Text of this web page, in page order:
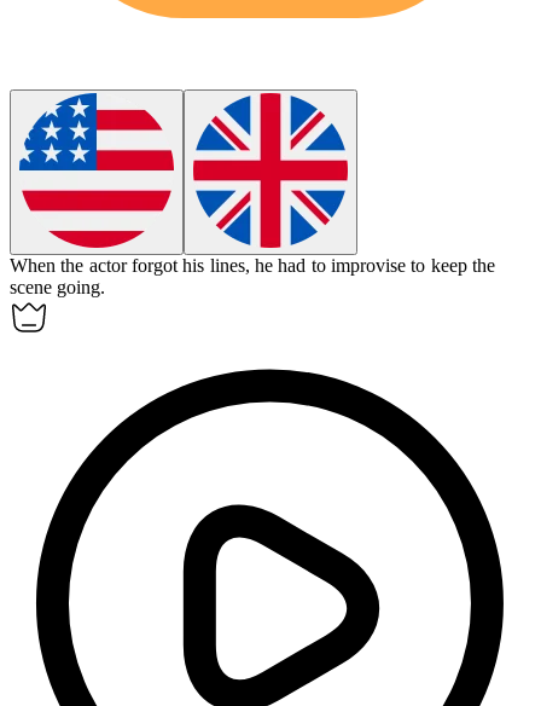
When the actor forgot his lines, he had to improvise to keep the
scene going.